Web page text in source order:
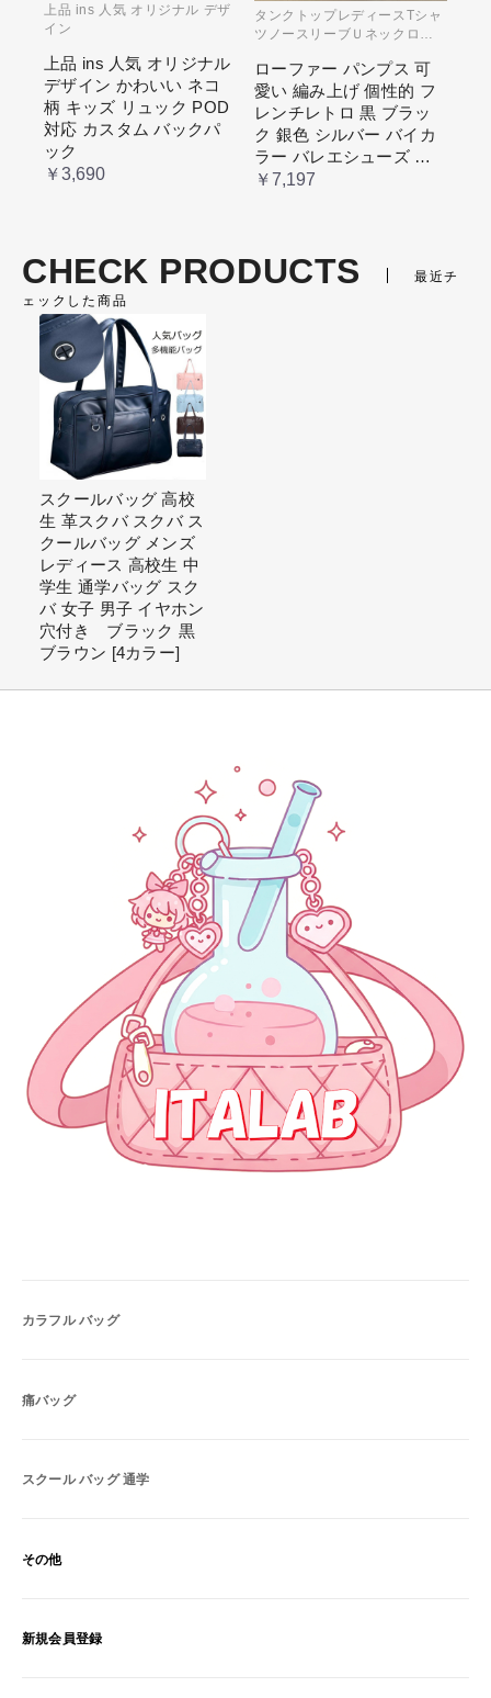
上品 ins 人気 オリジナル デザ
イン
上品 ins 人気 オリジナル
デザイン かわいい ネコ
柄 キッズ リュック POD
対応 カスタム バックパ
ック
￥3,690
タンクトップレディースTシャ
ツノースリーブＵネックロゴ
ローファー パンプス 可
愛い 編み上げ 個性的 フ
レンチレトロ 黒 ブラッ
ク 銀色 シルバー バイカ
ラー バレエシューズ 変
形ヒール 3.5cm ガーリー
￥7,197
CHECK PRODUCTS
最近チ
ェックした商品
スクールバッグ 高校
生 革スクバ スクバ ス
クールバッグ メンズ
レディース 高校生 中
学生 通学バッグ スク
バ 女子 男子 イヤホン
穴付き ブラック 黒
ブラウン [4カラー]
カラフル バッグ
痛バッグ
スクール バッグ 通学
その他
新規会員登録